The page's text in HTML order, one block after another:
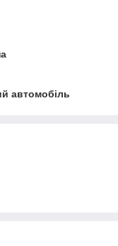
автомобіль